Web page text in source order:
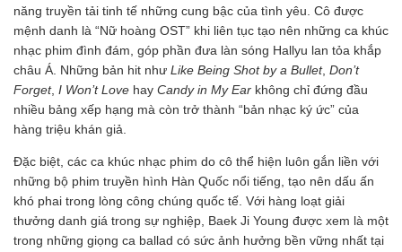
năng truyền tải tinh tế những cung bậc của tình yêu. Cô được
mệnh danh là “Nữ hoàng OST” khi liên tục tạo nên những ca khúc
nhạc phim đình đám, góp phần đưa làn sóng Hallyu lan tỏa khắp
châu Á. Những bản hit như Like Being Shot by a Bullet, Don’t
Forget, I Won’t Love hay Candy in My Ear không chỉ đứng đầu
nhiều bảng xếp hạng mà còn trở thành “bản nhạc ký ức” của
hàng triệu khán giả.
Đặc biệt, các ca khúc nhạc phim do cô thể hiện luôn gắn liền với
những bộ phim truyền hình Hàn Quốc nổi tiếng, tạo nên dấu ấn
khó phai trong lòng công chúng quốc tế. Với hàng loạt giải
thưởng danh giá trong sự nghiệp, Baek Ji Young được xem là một
trong những giọng ca ballad có sức ảnh hưởng bền vững nhất tại